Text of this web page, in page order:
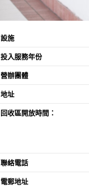
設施
投入服務年份
營辦團體
地址
回收區開放時間：
聯絡電話
電郵地址